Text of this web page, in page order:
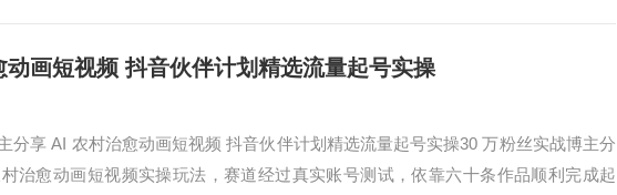
画短视频 抖音伙伴计划精选流量起号实操
分享 AI 农村治愈动画短视频 抖音伙伴计划精选流量起号实操30 万粉丝实战博主分
治愈动画短视频实操玩法，赛道经过真实账号测试，依靠六十条作品顺利完成起